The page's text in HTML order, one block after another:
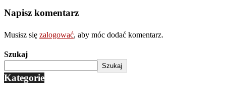
Napisz komentarz
Musisz się zalogować, aby móc dodać komentarz.
Szukaj
Szukaj
Kategorie